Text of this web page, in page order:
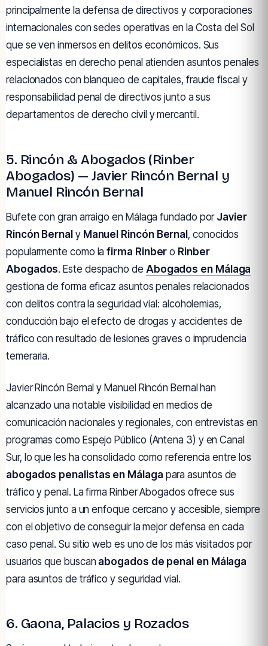
principalmente la defensa de directivos y corporaciones
internacionales con sedes operativas en la Costa del Sol
que se ven inmersos en delitos económicos. Sus
especialistas en derecho penal atienden asuntos penales
relacionados con blanqueo de capitales, fraude fiscal y
responsabilidad penal de directivos junto a sus
departamentos de derecho civil y mercantil.
5. Rincón & Abogados (Rinber
Abogados) — Javier Rincón Bernal y
Manuel Rincón Bernal
Bufete con gran arraigo en Málaga fundado por Javier
Rincón Bernaly Manuel Rincón Bernal, conocidos
popularmente como lafirma Rinber o Rinber
Abogados. Este despacho de Abogados en Málaga
gestiona de forma eficaz asuntos penales relacionados
con delitos contra la seguridad vial: alcoholemias,
conducción bajo el efecto de drogas y accidentes de
tráfico con resultado de lesiones graves o imprudencia
temeraria.
Javier Rincón Bernal y Manuel Rincón Bernal han
alcanzado una notable visibilidad en medios de
comunicación nacionales y regionales, con entrevistas en
programas como Espejo Público (Antena 3) y en Canal
Sur, lo que les ha consolidado como referencia entre los
abogados penalistas en Málaga para asuntos de
tráfico y penal. La firma Rinber Abogados ofrece sus
servicios junto a un enfoque cercano y accesible, siempre
con el objetivo de conseguir la mejor defensa en cada
caso penal. Su sitio web es uno de los más visitados por
usuarios que buscan abogados de penal en Málaga
para asuntos de tráfico y seguridad vial.
6. Gaona, Palacios y Rozados